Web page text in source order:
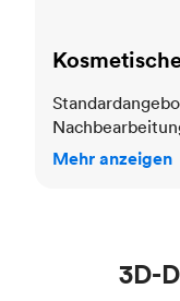
Mehr anzeigen
3D-